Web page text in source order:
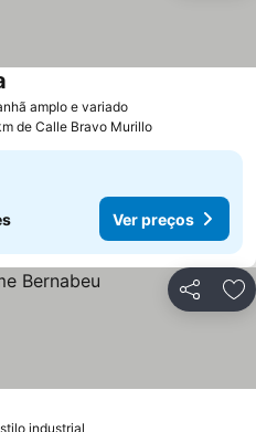
amplo e variadoVer preços
de Calle Bravo Murillo
Ver preços
Partilhar
industrial